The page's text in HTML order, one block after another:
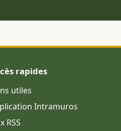
rapides
utiles
Intramuros
RSS